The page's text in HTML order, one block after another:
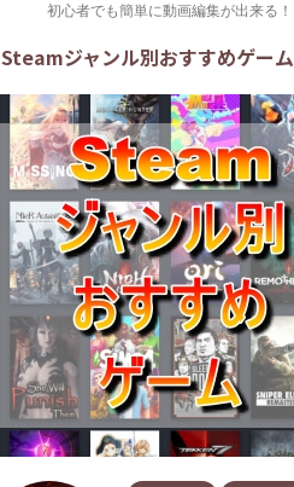
初心者でも簡単に動画編集が出来る！
Steamジャンル別おすすめゲーム